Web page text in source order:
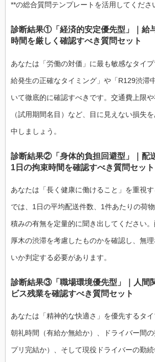
**の総合質問テンプレートを活用してくださ
診断結果①「経済的安定優先型」｜給
時間を厳しく確認すべき質問セット
あなたは「労働の対価」に最も敏感なタイ
給発生の正確なタイミング」や「R129渋滞
いて徹底的に確認すべきです。交通費上限
（試用期間名目）など、目に見えない損失
中しましょう。
診断結果②「身体的負担回避型」｜配
1日の拘束時間を確認すべき質問セット
あなたは「長く健康に働けること」を重視
では、1日の平均配送件数、1件あたりの荷
積みの有無を定量的に聞き出してください
厚木の渋滞を考慮したものかを確認し、無
いか判定する必要があります。
診断結果③「職場環境優先型」｜人間
ビス残業を確認すべき質問セット
あなたは「精神的な快適さ」を優先するタ
朝礼時間（有給か無給か）、ドライバー間
プリ完結か）、そして現役ドライバーの勤